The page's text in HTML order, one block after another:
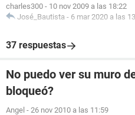
charles300 - 10 nov 2009 a las 18:22
José_Bautista - 6 mar 2020 a las
37 respuestas
No puedo ver su muro
bloqueó?
Angel - 26 nov 2010 a las 11:59